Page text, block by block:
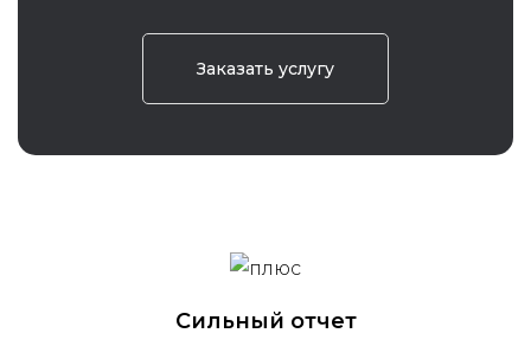
Заказать услугу
Сильный отчет